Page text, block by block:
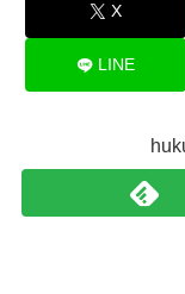
X
LINE